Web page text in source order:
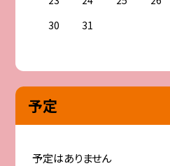
30
31
予定
予定はありません